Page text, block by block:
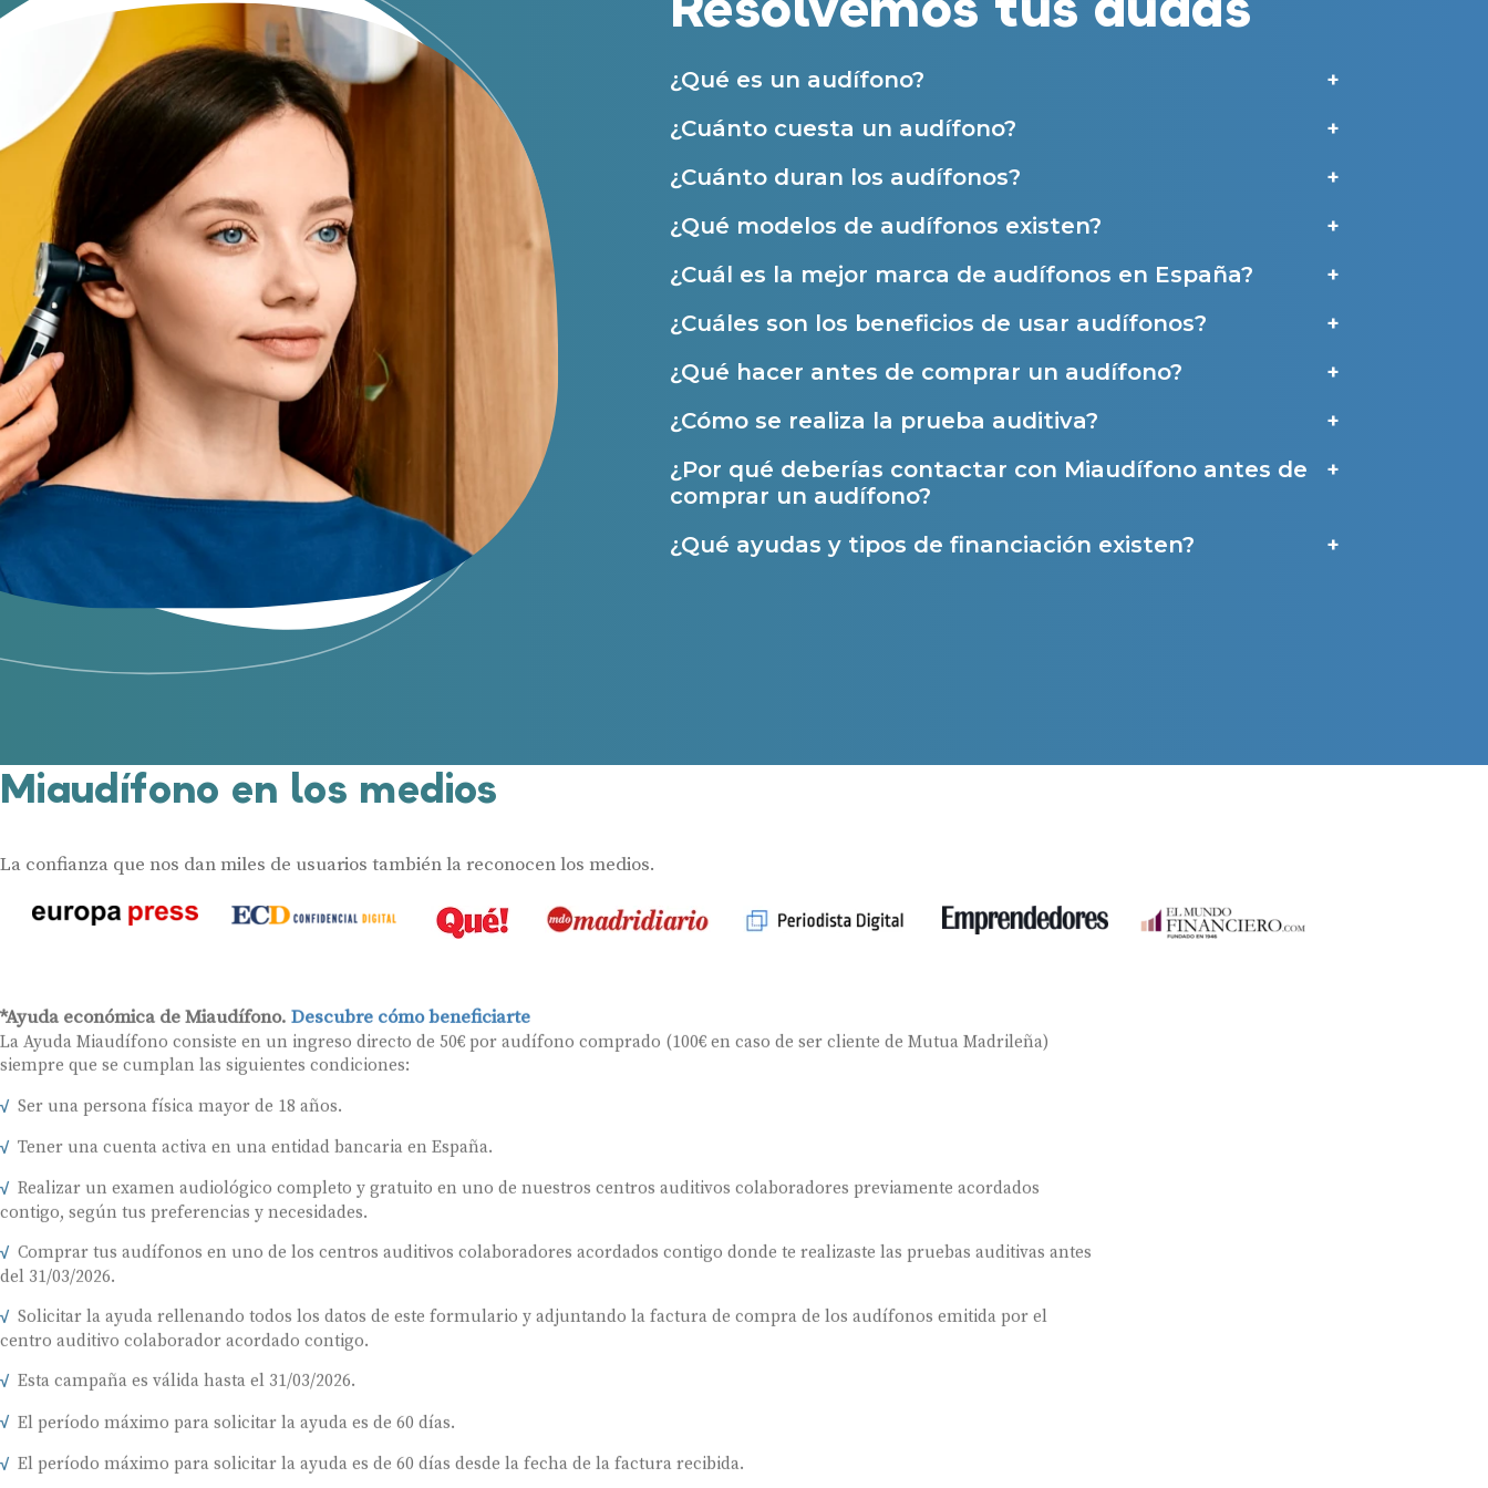
¿Qué es un audífono?
¿Cuánto cuesta un audífono?
¿Cuánto duran los audífonos?
¿Qué modelos de audífonos existen?
¿Cuál es la mejor marca de audífonos en España?
¿Cuáles son los beneficios de usar audífonos?
¿Qué hacer antes de comprar un audífono?
¿Cómo se realiza la prueba auditiva?
¿Por qué deberías contactar con Miaudífono antes de
comprar un audífono?
¿Qué ayudas y tipos de financiación existen?
Miaudífono en los medios
La confianza que nos dan miles de usuarios también la reconocen los medios.
*Ayuda económica de Miaudífono. Descubre cómo beneficiarte
La Ayuda Miaudífono consiste en un ingreso directo de 50€ por audífono comprado (100€ en caso de ser cliente de Mutua Madrileña)
siempre que se cumplan las siguientes condiciones:
Ser una persona física mayor de 18 años.
Tener una cuenta activa en una entidad bancaria en España.
Realizar un examen audiológico completo y gratuito en uno de nuestros centros auditivos colaboradores previamente acordados
contigo, según tus preferencias y necesidades.
Comprar tus audífonos en uno de los centros auditivos colaboradores acordados contigo donde te realizaste las pruebas auditivas antes
del 31/03/2026.
Solicitar la ayuda rellenando todos los datos de este formulario y adjuntando la factura de compra de los audífonos emitida por el
centro auditivo colaborador acordado contigo.
Esta campaña es válida hasta el 31/03/2026.
El período máximo para solicitar la ayuda es de 60 días.
El período máximo para solicitar la ayuda es de 60 días desde la fecha de la factura recibida.
Servicios
Atención personalizada
Prueba auditiva
Reparación de audífonos
Asistencia audiológica a domicilio
Seguro para audífonos
Ayudas y subvenciones
Ayudas para audífonos en Castilla-La Mancha
Ayudas para audífonos en Andalucía
Acepto la cesión de estos datos a empresas colaboradoras de Miaudífono para poder ofrecer los servicios